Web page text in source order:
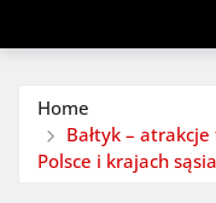
Home
Bałtyk –
Polsce i krajach